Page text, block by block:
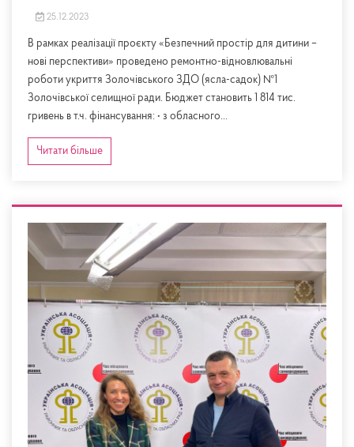
25.12.2023
В рамках реалізації проєкту «Безпечний простір для дитини –
нові перспективи» проведено ремонтно-відновлювальні
роботи укриття Золочівського ЗДО (ясла-садок) №1
Золочівської селищної ради. Бюджет становить 1 814 тис.
гривень в т.ч. фінансування: • з обласного...
Читати більше